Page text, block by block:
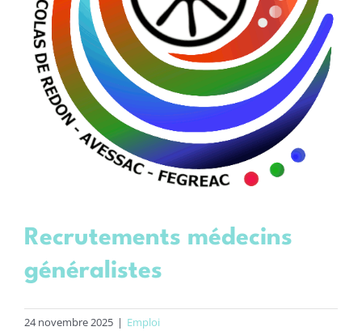
Recrutements médecins
généralistes
24 novembre 2025 | Emploi